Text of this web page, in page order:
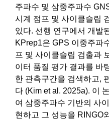
주파수 및 삼중주파수
시계 점프 및 사이클슬립
있다. 선행 연구에서 개발
KPrep1은 GPS 이중주파
프 및 사이클슬립 검출과
이터 품질 평가 결과를 바
한 관측구간을 검색하고,
다 (Kim et al. 2025a). 이
여 삼중주파수 기반의 사
현하고 그 성능을 RINGO